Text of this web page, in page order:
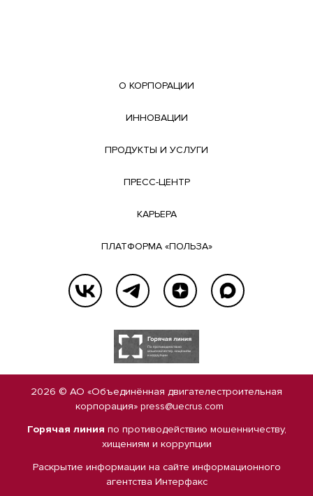
О КОРПОРАЦИИ
ИННОВАЦИИ
ПРОДУКТЫ И УСЛУГИ
ПРЕСС-ЦЕНТР
КАРЬЕРА
ПЛАТФОРМА «ПОЛЬЗА»
2026 © АО «Объединённая двигателестроительная
корпорация» press@uecrus.com
Горячая линия по противодействию мошенничеству,
хищениям и коррупции
Раскрытие информации на сайте информационного
агентства Интерфакс